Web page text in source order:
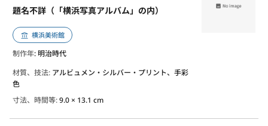
題名不詳（「横浜写真アルバム」の内）
横浜美術館
制作年: 明治時代
材質、技法: アルビュメン・シルバー・プリント、手彩
色
寸法、時間等:9.0 × 13.1 cm